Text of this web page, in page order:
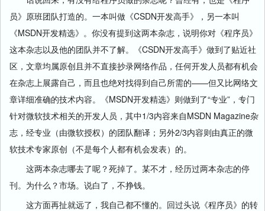
员》原班团队打造的。一本叫做《CSDN开发高手》，另一本叫
《MSDN开发精选》。你没有提到这两本杂志，说明你对《程序员》
这本杂志以及他的团队并不了解。《CSDN开发高手》做到了贴近社
区，文章均属原创且并不直接抄录网络作品，任何开发人员都有机会
在杂志上展露自己，而且也绝对找得到自己所需的——但又比网络文
章详细准确的技术内容。《MSDN开发精选》则做到了“专业”，专门
针对微软技术相关的开发人员，其中1/3内容来自MSDN Magazine杂
志，经专业（由微软授权）的团队翻译；另外2/3内容则由真正的微
软技术专家原创（不是每个人都有机会发表）的。
这两本杂志哪去了呢？死掉了。某不才，经历过两本杂志的停
刊。为什么？市场。说白了，不挣钱。
这方面再扯就远了，我自己都不懂的。回过头说《程序员》的转